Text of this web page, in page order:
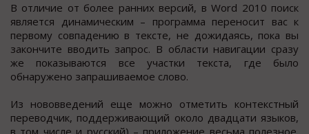
В отличие от более ранних версий, в Word 2010 поиск
является динамическим – программа переносит вас к
первому совпадению в тексте, не дожидаясь, пока вы
закончите вводить запрос. В области навигации сразу
же показываются все участки текста, где было
обнаружено запрашиваемое слово.
Из нововведений еще можно отметить контекстный
переводчик, поддерживающий около двадцати языков,